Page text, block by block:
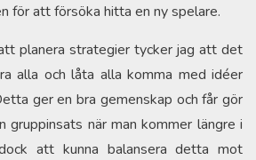
för att försöka hitta en ny spelare.
planera strategier tycker jag att det
alla och låta alla komma med idéer
ger en bra gemenskap och får gör
när man kommer längre i
att kunna balansera detta mot